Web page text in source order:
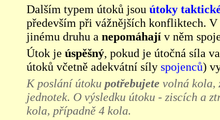
Dalším typem útoků jsou útoky
především při vážnějších konfliktech.
jinému druhu a nepomáhají v něm
Útok je úspěšný, pokud je útočná síla
útoků včetně adekvátní síly spojenců)
K poslání útoku potřebujete volná kola,
jednotek. O výsledku útoku - ziscích a
kola, případně 4 kola.